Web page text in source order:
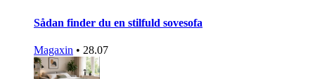
Sådan finder du en stilfuld sovesofa
Magaxin • 28.07